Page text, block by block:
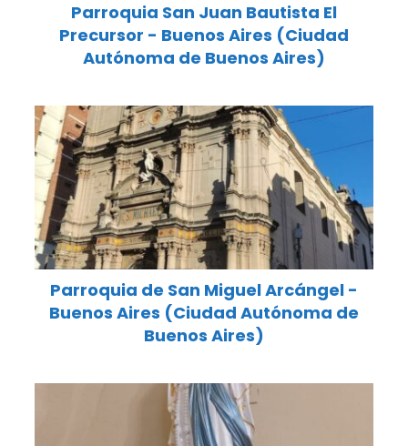
Parroquia San Juan Bautista El
Precursor - Buenos Aires (Ciudad
Autónoma de Buenos Aires)
Parroquia de San Miguel Arcángel -
Buenos Aires (Ciudad Autónoma de
Buenos Aires)